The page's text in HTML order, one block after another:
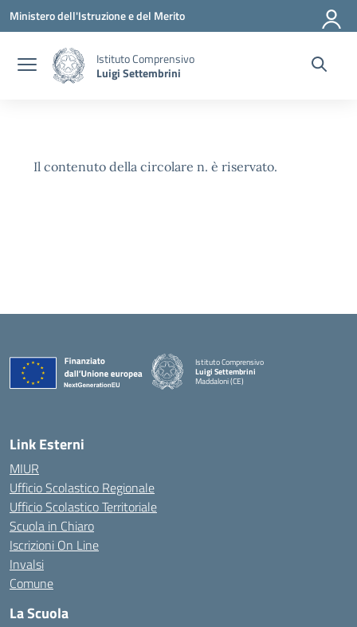
Vai ai contenuti
Vai al menu di navigazione
Vai al footer
Ministero dell'Istruzione e del Merito
Istituto Comprensivo
Luigi Settembrini
Il contenuto della circolare n. è riservato.
Istituto Comprensivo
Luigi Settembrini
Maddaloni (CE)
Link Esterni
MIUR
Ufficio Scolastico Regionale
Ufficio Scolastico Territoriale
Scuola in Chiaro
Iscrizioni On Line
Invalsi
Comune
La Scuola